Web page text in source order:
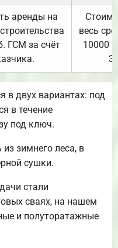
аренды на
ГСМ за счёт
весь
10000
в двух вариантах: под
в течение
под ключ.
зимнего леса, в
сушки.
стали
сваях, на нашем
и полуторатажные